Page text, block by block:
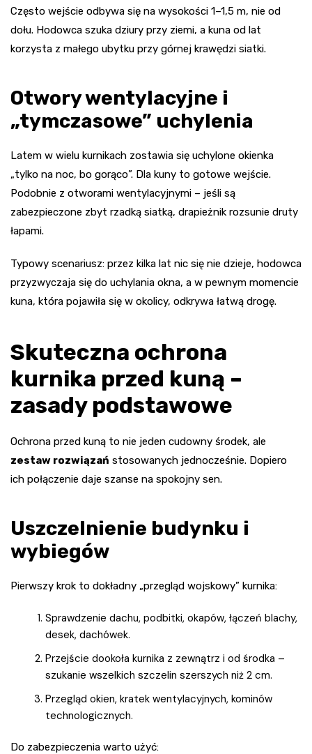
Często wejście odbywa się na wysokości 1–1,5 m, nie od
dołu. Hodowca szuka dziury przy ziemi, a kuna od lat
korzysta z małego ubytku przy górnej krawędzi siatki.
Otwory wentylacyjne i
„tymczasowe” uchylenia
Latem w wielu kurnikach zostawia się uchylone okienka
„tylko na noc, bo gorąco”. Dla kuny to gotowe wejście.
Podobnie z otworami wentylacyjnymi – jeśli są
zabezpieczone zbyt rzadką siatką, drapieżnik rozsunie druty
łapami.
Typowy scenariusz: przez kilka lat nic się nie dzieje, hodowca
przyzwyczaja się do uchylania okna, a w pewnym momencie
kuna, która pojawiła się w okolicy, odkrywa łatwą drogę.
Skuteczna ochrona
kurnika przed kuną –
zasady podstawowe
Ochrona przed kuną to nie jeden cudowny środek, ale
zestaw rozwiązań stosowanych jednocześnie. Dopiero
ich połączenie daje szanse na spokojny sen.
Uszczelnienie budynku i
wybiegów
Pierwszy krok to dokładny „przegląd wojskowy” kurnika:
Sprawdzenie dachu, podbitki, okapów, łączeń blachy,
desek, dachówek.
Przejście dookoła kurnika z zewnątrz i od środka –
szukanie wszelkich szczelin szerszych niż 2 cm.
Przegląd okien, kratek wentylacyjnych, kominów
technologicznych.
Do zabezpieczenia warto użyć: